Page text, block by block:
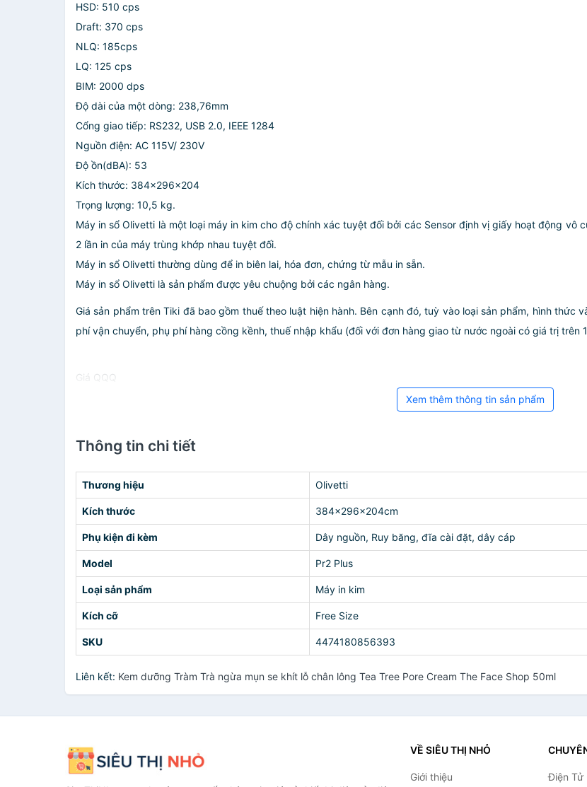
HSD: 510 cps
Draft: 370 cps
NLQ: 185cps
LQ: 125 cps
BIM: 2000 dps
Độ dài của một dòng: 238,76mm
Cổng giao tiếp: RS232, USB 2.0, IEEE 1284
Nguồn điện: AC 115V/ 230V
Độ ồn(dBA): 53
Kích thước: 384x296x204
Trọng lượng: 10,5 kg.
Máy in sổ Olivetti là một loại máy in kim cho độ chính xác tuyệt đối bởi các Sensor định vị giấy hoạt động vô
2 lần in của máy trùng khớp nhau tuyệt đối.
Máy in sổ Olivetti thường dùng để in biên lai, hóa đơn, chứng từ mẫu in sẵn.
Máy in sổ Olivetti là sản phẩm được yêu chuộng bởi các ngân hàng.
Giá sản phẩm trên Tiki đã bao gồm thuế theo luật hiện hành. Bên cạnh đó, tuỳ vào loại sản phẩm, hình
phí vận chuyển, phụ phí hàng cồng kềnh, thuế nhập khẩu (đối với đơn hàng giao từ nước ngoài có giá trị trên
Giá QQQ
Xem thêm thông tin sản phẩm
Thông tin chi tiết
Thương hiệu Olivetti
Kích thước 384x296x204cm
Phụ kiện đi kèm Dây nguồn, Ruy băng, đĩa cài đặt, dây cáp
Model Pr2 Plus
Loại sản phẩm Máy in kim
Kích cỡ Free Size
SKU 4474180856393
Liên kết: Kem dưỡng Tràm Trà ngừa mụn se khít lỗ chân lông Tea Tree Pore Cream The Face Shop 50ml
VỀ SIÊU THỊ NHỎ
Giới thiệu Điện Tử